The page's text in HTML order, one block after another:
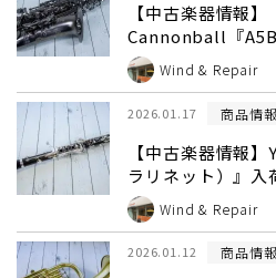
【中古楽器情報】
Cannonball『
ス）』入荷致しま
Wind & Repair
2026.01.17 商品情報
【中古楽器情報
ラリネット）』入
Wind & Repair
2026.01.12 商品情報